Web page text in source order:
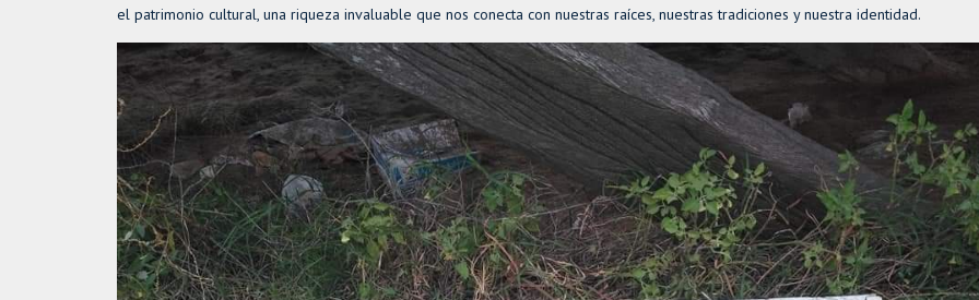
el patrimonio cultural, una riqueza invaluable que nos conecta con nuestras raíces, nuestras tradiciones y nuestra identidad.